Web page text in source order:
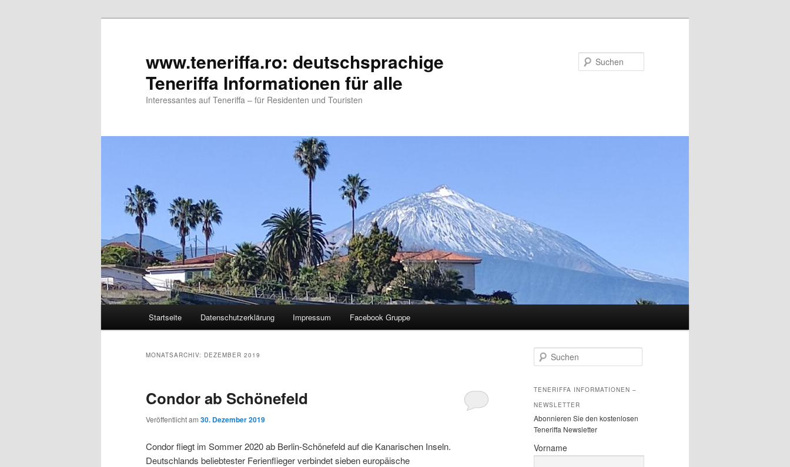
www.teneriffa.ro: deutschsprachige
Teneriffa Informationen für alle
Interessantes auf Teneriffa – für Residenten und Touristen
Zum
springen
Zum
springen
Startseite Datenschutzerklärung Impressum Facebook Gruppe
MONATSARCHIV: DEZEMBER 2019
Condor ab Schönefeld
Veröffentlicht am 30. Dezember 2019
Condor fliegt im Sommer 2020 ab Berlin-Schönefeld auf die Kanarischen Inseln.
Deutschlands beliebtester Ferienflieger verbindet sieben europäische
u
h
n
TENERIFFA INFORMATIONEN –
NEWSLETTER
Abonnieren Sie den kostenlosen
Teneriffa Newsletter
Vorname